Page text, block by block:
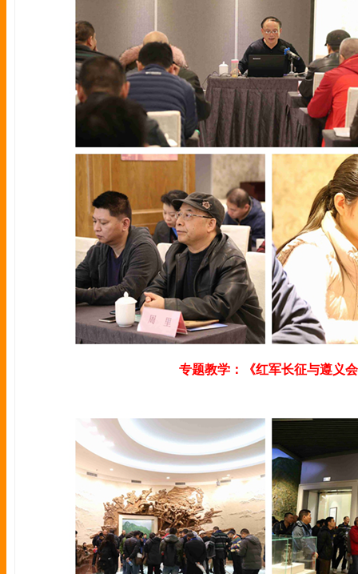
专题教学：《红军长征与遵义